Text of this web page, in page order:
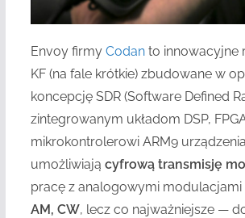
Envoy firmy Codanto innowacyjne
KF (na fale krótkie) zbudowane w
koncepcję SDR (Software Defined
zintegrowanym układom DSP,
mikrokontrolerowi ARM9
umożliwiają cyfrową transmisję
pracę z analogowymi modulacjami
AM, CW, lecz co najważniejsze —